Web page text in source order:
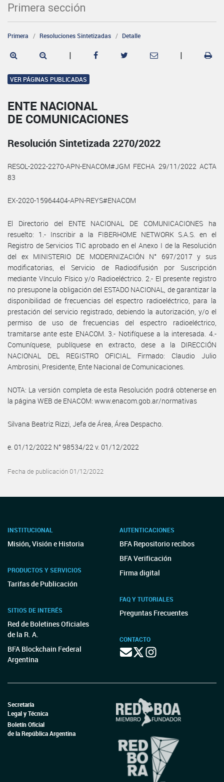
Primera sección
Primera Resoluciones Sintetizadas Detalle
| |
VER PÁGINAS PUBLICADAS
ENTE NACIONAL
DE COMUNICACIONES
Resolución Sintetizada 2270/2022
RESOL-2022-2270-APN-ENACOM#JGM FECHA 29/11/2022 ACTA
83
EX-2020-15964404-APN-REYS#ENACOM
El Directorio del ENTE NACIONAL DE COMUNICACIONES ha
resuelto: 1.- Inscribir a la FIBERHOME NETWORK S.A.S. en el
Registro de Servicios TIC aprobado en el Anexo I de la Resolución
del ex MINISTERIO DE MODERNIZACIÓN N° 697/2017 y sus
modificatorias, el Servicio de Radiodifusión por Suscripción
mediante Vínculo Físico y/o Radioeléctrico. 2.- El presente registro
no presupone la obligación del ESTADO NACIONAL, de garantizar la
disponibilidad de frecuencias del espectro radioeléctrico, para la
prestación del servicio registrado, debiendo la autorización, y/o el
permiso de uso de frecuencias del espectro radioeléctrico,
tramitarse ante este ENACOM. 3.- Notifíquese a la interesada. 4.-
Comuníquese, publíquese en extracto, dese a la DIRECCIÓN
NACIONAL DEL REGISTRO OFICIAL. Firmado: Claudio Julio
Ambrosini, Presidente, Ente Nacional de Comunicaciones.
NOTA: La versión completa de esta Resolución podrá obtenerse en
la página WEB de ENACOM: www.enacom.gob.ar/normativas
Silvana Beatriz Rizzi, Jefa de Área, Área Despacho.
e. 01/12/2022 N° 98534/22 v. 01/12/2022
Fecha de publicación 01/12/2022
INSTITUCIONAL
Misión, Visión e Historia
PRODUCTOS Y SERVICIOS
Tarifas de Publicación
SITIOS DE INTERÉS
Red de Boletines Oficiales
de la R. A.
BFA Blockchain Federal
Argentina
AUTENTICACIONES
BFA Repositorio recibos
BFA Verificación
Firma digital
FAQ Y TUTORIALES
Preguntas Frecuentes
CONTACTO
Secretaría
Legal y Técnica
Boletín Oficial
de la República Argentina